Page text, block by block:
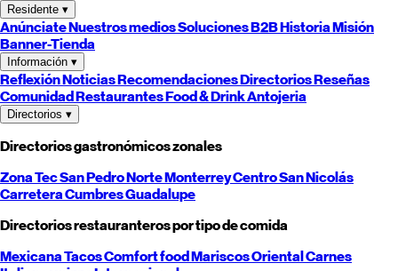
Residente ▾
AnúnciateNuestros mediosSoluciones B2BHistoriaMisión
Banner-Tienda
Información ▾
ReflexiónNoticiasRecomendacionesDirectoriosReseñas
ComunidadRestaurantesFood & DrinkAntojeria
Directorios ▾
Directorios gastronómicos zonales
Zona TecSan PedroNorteMonterreyCentroSan Nicolás
CarreteraCumbresGuadalupe
Directorios restauranteros por tipo de comida
MexicanaTacosComfort foodMariscosOrientalCarnes